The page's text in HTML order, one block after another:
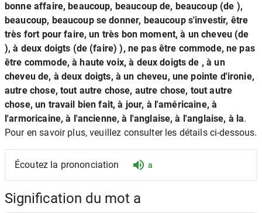
bonne affaire, beaucoup, beaucoup de, beaucoup (de ),
beaucoup, beaucoup se donner, beaucoup s'investir, être
très fort pour faire, un très bon moment, à un cheveu (de
), à deux doigts (de (faire) ), ne pas être commode, ne pas
être commode, à haute voix, à deux doigts de , à un
cheveu de, à deux doigts, à un cheveu, une pointe d'ironie,
autre chose, tout autre chose, autre chose, tout autre
chose, un travail bien fait, à jour, à l'américaine, à
l'armoricaine, à l'ancienne, à l'anglaise, à l'anglaise, à la.
Pour en savoir plus, veuillez consulter les détails ci-dessous.
Écoutez la prononciation a
Signification du mot a